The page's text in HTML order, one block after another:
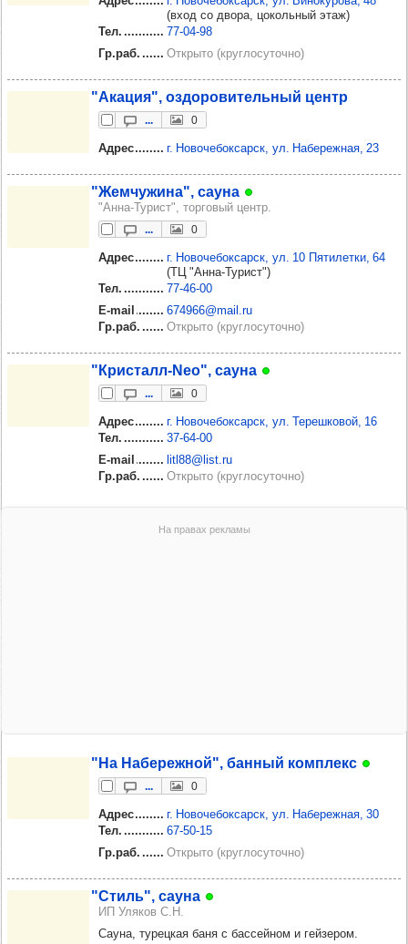
(вход со двора, цокольный этаж)
Тел.
77‑04‑98
Гр.раб.
Открыто (круглосуточно)
"Ака­ция", оздо­ро­ви­тель­ный центр
... 0
Адрес г. Новочебоксарск, ул. Набережная, 23
"Жем­чу­жина", сауна
"Анна-Турист", торговый центр.
... 0
Адрес
г. Новочебоксарск, ул. 10 Пятилетки, 64
(ТЦ "Анна-Турист")
Тел.
77‑46‑00
E-mail
674966@mail.ru
Гр.раб.
Открыто (круглосуточно)
"Крис­талл-Neo", сауна
... 0
Адрес
г. Новочебоксарск, ул. Терешковой, 16
Тел.
37‑64‑00
E-mail
litl88@list.ru
Гр.раб.
Открыто (круглосуточно)
"На Набе­реж­ной", бан­ный ком­плекс
... 0
Адрес
г. Новочебоксарск, ул. Набережная, 30
Тел.
67‑50‑15
Гр.раб.
Открыто (круглосуточно)
"Стиль", сауна
ИП Уляков С.Н.
Сауна, турецкая баня с бассейном и гейзером.